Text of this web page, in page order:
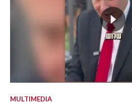
MULTIMEDIA